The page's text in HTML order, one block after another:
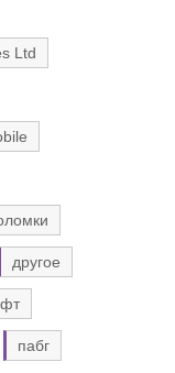
Ltd
другое
пабг